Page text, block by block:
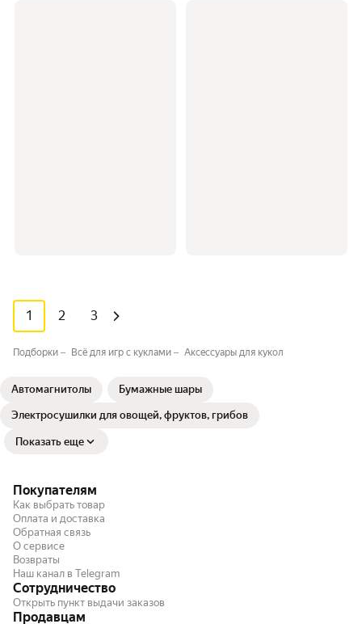
1 2 3
Подборки Всё для игр с куклами Аксессуары для кукол
Автомагнитолы Бумажные шары
Электросушилки для овощей, фруктов, грибов
Показать еще
Покупателям
Как выбрать товар
Оплата и доставка
Обратная связь
О сервисе
Возвраты
Наш канал в Telegram
Сотрудничество
Открыть пункт выдачи заказов
Продавцам